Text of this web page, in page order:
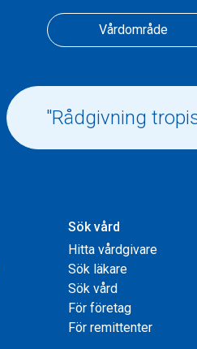
Vårdområde
Sök vård
Hitta vårdgivare
Sök läkare
Sök vård
För företag
För remittenter